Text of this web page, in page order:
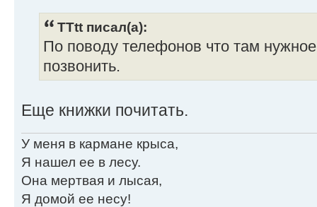
TTtt писал(а):
По поводу телефонов что там нужное
позвонить.
Еще книжки почитать.
У меня в кармане крыса,
Я нашел ее в лесу.
Она мертвая и лысая,
Я домой ее несу!